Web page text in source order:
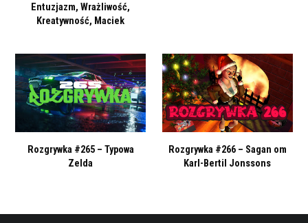
Entuzjazm, Wrażliwość,
Kreatywność, Maciek
Rozgrywka #265 – Typowa
Zelda
Rozgrywka #266 – Sagan om
Karl-Bertil Jonssons